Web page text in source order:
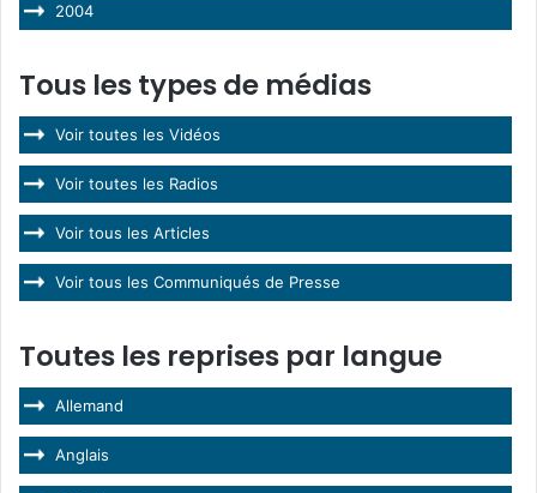
2004
Tous les types de médias
Voir toutes les Vidéos
Voir toutes les Radios
Voir tous les Articles
Voir tous les Communiqués de Presse
Toutes les reprises par langue
Allemand
Anglais